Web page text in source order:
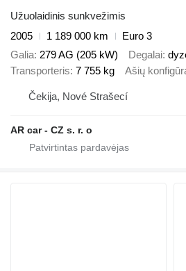
Užuolaidinis sunkvežimis
2005
1 189 000 km
Euro 3
Galia 279 AG (205 kW) Degalai
Transporteris 7 755 kg Ašių
Čekija, Nové Strašecí
AR car - CZ s. r. o